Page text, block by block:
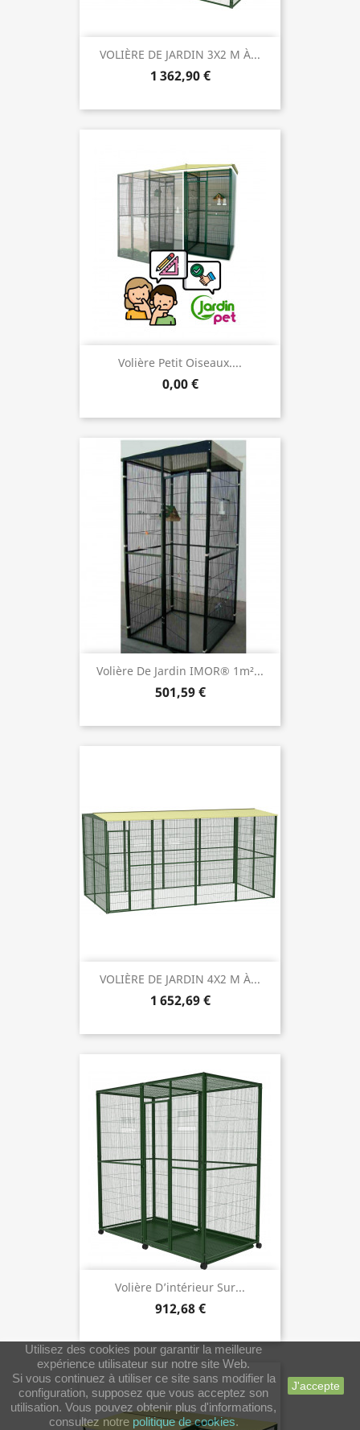
Utilisez des cookies pour garantir la meilleure
expérience utilisateur sur notre site Web.
Si vous continuez à utiliser ce site sans modifier la
configuration, supposez que vous acceptez son
utilisation. Vous pouvez obtenir plus d'informations,
consultez notre politique de cookies.
J'accepte
VOLIÈRE DE JARDIN 3X2 M À...
1 362,90 €
Volière Petit Oiseaux....
0,00 €
Volière De Jardin IMOR® 1m²...
501,59 €
VOLIÈRE DE JARDIN 4X2 M À...
1 652,69 €
Volière D’intérieur Sur...
912,68 €